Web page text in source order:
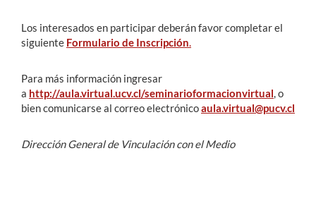
Los interesados en participar deberán favor completar el
siguiente Formulario de Inscripción.
Para más información ingresar
a http://aula.virtual.ucv.cl/seminarioformacionvirtual, o
bien comunicarse al correo electrónicoaula.virtual@pucv.cl
Dirección General de Vinculación con el Medio